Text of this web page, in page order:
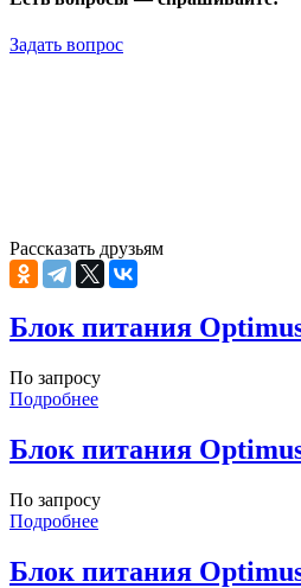
Задать вопрос
Рассказать друзьям
Блок питания
По запросу
Подробнее
Блок питания
По запросу
Подробнее
Блок питания